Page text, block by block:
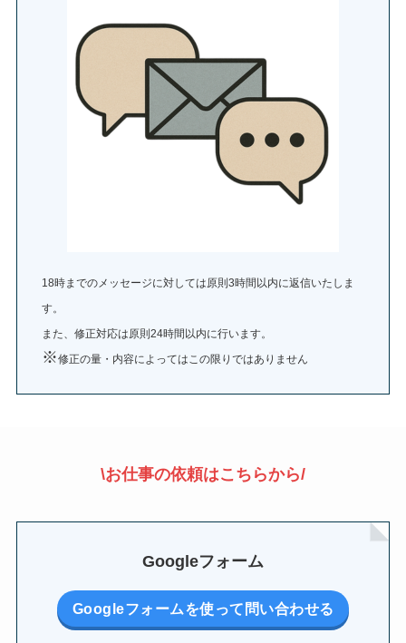
18時までのメッセージに対しては原則3時間以内に返信いたしま
す。
また、修正対応は原則24時間以内に行います。
※修正の量・内容によってはこの限りではありません
\お仕事の依頼はこちらから/
Googleフォーム
Googleフォームを使って問い合わせる